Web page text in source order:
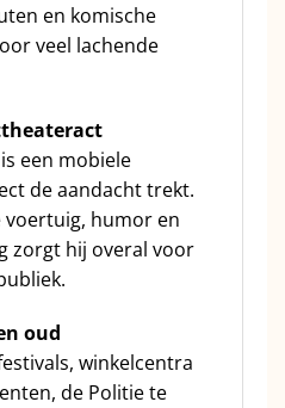
en komische
veel lachende
een mobiele
de aandacht trekt.
humor en
zorgt hij overal voor
oud
winkelcentra
de Politie te